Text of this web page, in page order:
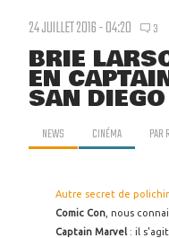
24 JUILLET 2016 - 04:20 3
BRIE
EN
SAN
NEWS CINÉMA PAR
Autre secret de
Comic Con , nous
Captain Marvel : il